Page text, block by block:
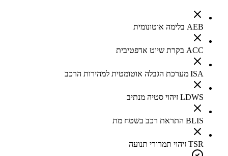
AEB בלימה אוטונומית
ACC בקרת שיוט אדפטיבית
ISA מערכת הגבלה אוטומטית למהירות הרכב
LDWS זיהוי סטיה מנתיב
BLIS התראת רכב בשטח מת
TSR זיהוי תמרורי תנועה